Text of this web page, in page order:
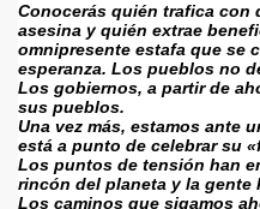
Conocerás quién trafica con
asesina y quién extrae
omnipresente estafa que se
esperanza. Los pueblos no
Los gobiernos, a partir de
sus pueblos.
Una vez más, estamos ante
está a punto de celebrar su
Los puntos de tensión han
rincón del planeta y la gente
Los caminos que sigamos